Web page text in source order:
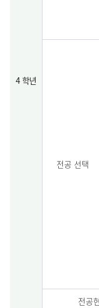
4 학년
전공 선택
전공